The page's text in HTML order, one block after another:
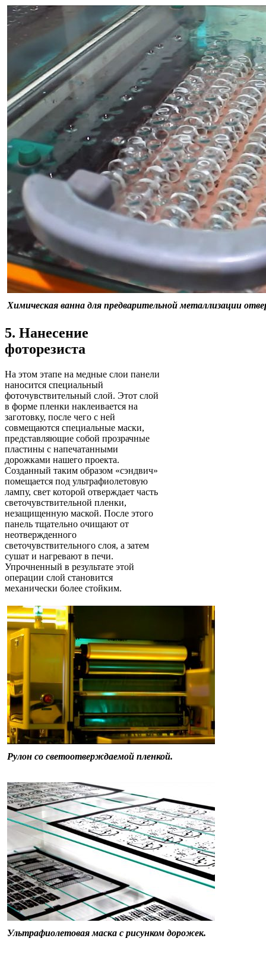
Химическая ванна для предварительной металлизации
5. Нанесение
фоторезиста
На этом этапе на медные слои панели
наносится специальный
фоточувствительный слой. Этот слой
в форме пленки наклеивается на
заготовку, после чего с ней
совмещаются специальные маски,
представляющие собой прозрачные
пластины с напечатанными
дорожками нашего проекта.
Созданный таким образом «сэндвич»
помещается под ультрафиолетовую
лампу, свет которой отверждает часть
светочувствительной пленки,
незащищенную маской. После этого
панель тщательно очищают от
неотвержденного
светочувствительного слоя, а затем
сушат и нагревают в печи.
Упрочненный в результате этой
операции слой становится
механически более стойким.
Рулон со светоотверждаемой пленкой.
Ультрафиолетовая маска с рисунком дорожек.